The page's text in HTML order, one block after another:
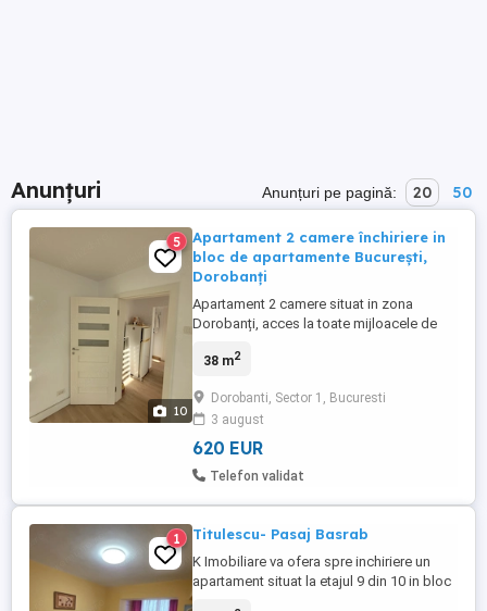
Anunțuri Anunțuri pe pagină: 20 50
10
5
Apartament 2 camere închiriere in
bloc de apartamente București,
Dorobanți
Apartament 2 camere situat in zona
Dorobanți, acces la toate mijloacele de
bucătărie utilata, aer condiționat Daikin in
fiecare camera are cate 6 prize, aparataj
Biticino, balcon închis. Ideal pentru un
birou mic. Direct ...
38 m2
Dorobanti, Sector 1, Bucuresti
3 august
620 EUR
Telefon validat
1 Titulescu- Pasaj Basrab
K Imobiliare va ofera spre inchiriere un
apartament situat la etajul 9 din 10 in bloc